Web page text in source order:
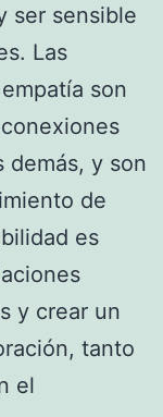
ser sensible
Las
son
y son
de
es
y crear un
tanto
el